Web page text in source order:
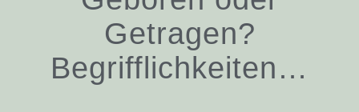
Getragen?
Begrifflichkeiten…